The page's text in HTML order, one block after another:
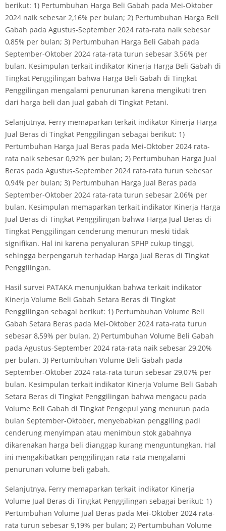
berikut: 1) Pertumbuhan Harga Beli Gabah pada Mei-Oktober
2024 naik sebesar 2,16% per bulan; 2) Pertumbuhan Harga Beli
Gabah pada Agustus-September 2024 rata-rata naik sebesar
0,85% per bulan; 3) Pertumbuhan Harga Beli Gabah pada
September-Oktober 2024 rata-rata turun sebesar 3,56% per
bulan. Kesimpulan terkait indikator Kinerja Harga Beli Gabah di
Tingkat Penggilingan bahwa Harga Beli Gabah di Tingkat
Penggilingan mengalami penurunan karena mengikuti tren
dari harga beli dan jual gabah di Tingkat Petani.
Selanjutnya, Ferry memaparkan terkait indikator Kinerja Harga
Jual Beras di Tingkat Penggilingan sebagai berikut: 1)
Pertumbuhan Harga Jual Beras pada Mei-Oktober 2024 rata-
rata naik sebesar 0,92% per bulan; 2) Pertumbuhan Harga Jual
Beras pada Agustus-September 2024 rata-rata turun sebesar
0,94% per bulan; 3) Pertumbuhan Harga Jual Beras pada
September-Oktober 2024 rata-rata turun sebesar 2,06% per
bulan. Kesimpulan memaparkan terkait indikator Kinerja Harga
Jual Beras di Tingkat Penggilingan bahwa Harga Jual Beras di
Tingkat Penggilingan cenderung menurun meski tidak
signifikan. Hal ini karena penyaluran SPHP cukup tinggi,
sehingga berpengaruh terhadap Harga Jual Beras di Tingkat
Penggilingan.
Hasil survei PATAKA menunjukkan bahwa terkait indikator
Kinerja Volume Beli Gabah Setara Beras di Tingkat
Penggilingan sebagai berikut: 1) Pertumbuhan Volume Beli
Gabah Setara Beras pada Mei-Oktober 2024 rata-rata turun
sebesar 8,59% per bulan. 2) Pertumbuhan Volume Beli Gabah
pada Agustus-September 2024 rata-rata naik sebesar 29,20%
per bulan. 3) Pertumbuhan Volume Beli Gabah pada
September-Oktober 2024 rata-rata turun sebesar 29,07% per
bulan. Kesimpulan terkait indikator Kinerja Volume Beli Gabah
Setara Beras di Tingkat Penggilingan bahwa mengacu pada
Volume Beli Gabah di Tingkat Pengepul yang menurun pada
bulan September-Oktober, menyebabkan penggiling padi
cenderung menyimpan atau menimbun stok gabahnya
dikarenakan harga beli dianggap kurang menguntungkan. Hal
ini mengakibatkan penggilingan rata-rata mengalami
penurunan volume beli gabah.
Selanjutnya, Ferry memaparkan terkait indikator Kinerja
Volume Jual Beras di Tingkat Penggilingan sebagai berikut: 1)
Pertumbuhan Volume Jual Beras pada Mei-Oktober 2024 rata-
rata turun sebesar 9,19% per bulan; 2) Pertumbuhan Volume